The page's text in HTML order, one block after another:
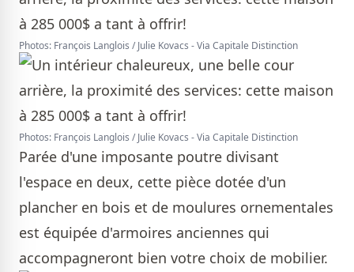
Photos: François Langlois / Julie Kovacs - Via Capitale Distinction
Photos: François Langlois / Julie Kovacs - Via Capitale Distinction
Parée d'une imposante poutre divisant
l'espace en deux, cette pièce dotée d'un
plancher en bois et de moulures ornementales
est équipée d'armoires anciennes qui
accompagneront bien votre choix de mobilier.